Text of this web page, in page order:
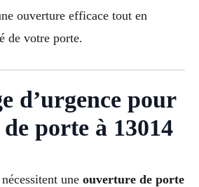
ouverture efficace tout en
de votre porte.
d’urgence pour
porte à 13014
une ouverture de porte